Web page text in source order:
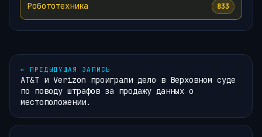
Робототехника 833
← ПРЕДЫДУЩАЯ ЗАПИСЬ
AT&T и Verizon проиграли дело в Верховном суде
по поводу штрафов за продажу данных о
местоположении.